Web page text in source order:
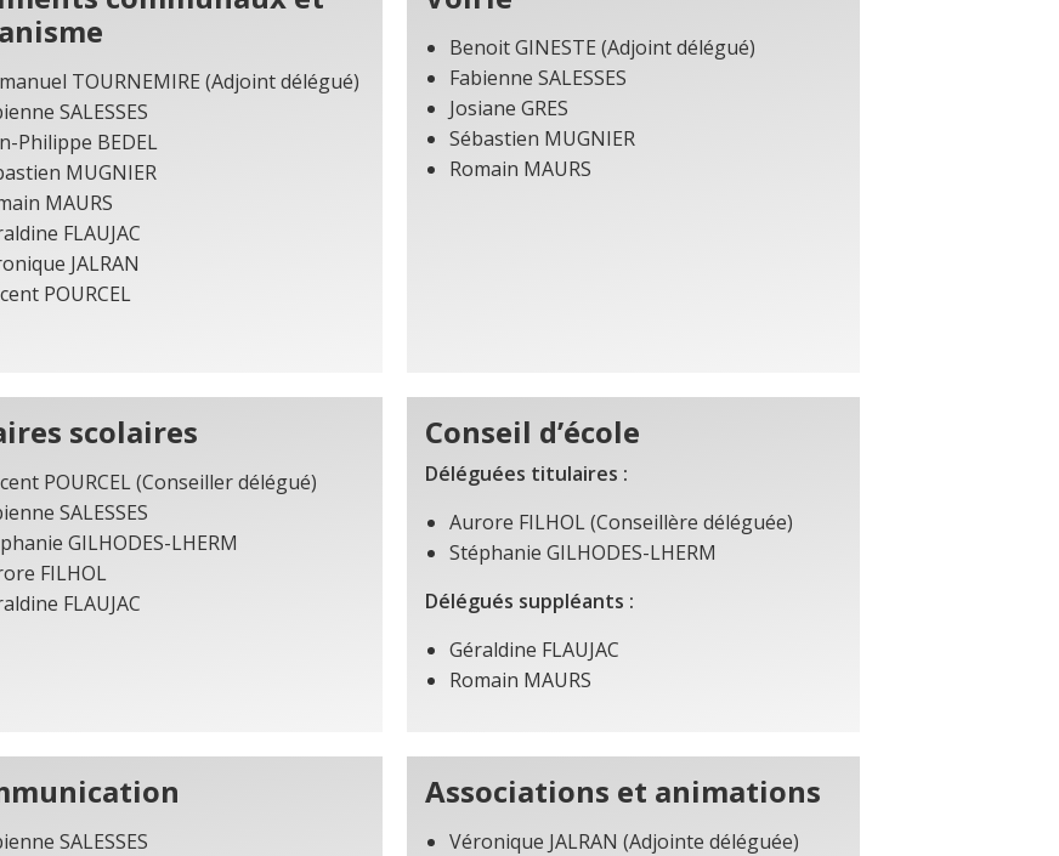
TOURNEMIRE (Adjoint délégué)
SALESSES
Philippe BEDEL
MUGNIER
MAURS
FLAUJAC
JALRAN
POURCEL
Benoit GINESTE (Adjoint délégué)
Fabienne SALESSES
Josiane GRES
Sébastien MUGNIER
Romain MAURS
scolaires
POURCEL (Conseiller délégué)
SALESSES
GILHODES-LHERM
FILHOL
FLAUJAC
Conseil d’école
Déléguées titulaires :
Aurore FILHOL (Conseillère déléguée)
Stéphanie GILHODES-LHERM
Délégués suppléants :
Géraldine FLAUJAC
Romain MAURS
SALESSES
Associations et animations
Véronique JALRAN (Adjointe déléguée)